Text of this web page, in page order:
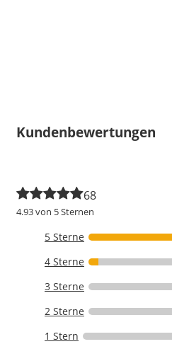
Kundenbewertungen
68
4.93 von 5 Sternen
5 Sterne
4 Sterne
3 Sterne
2 Sterne
1 Stern